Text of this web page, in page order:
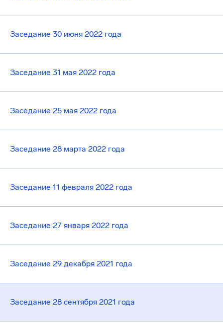
Заседание 30 июня 2022 года
Заседание 31 мая 2022 года
Заседание 25 мая 2022 года
Заседание 28 марта 2022 года
Заседание 11 февраля 2022 года
Заседание 27 января 2022 года
Заседание 29 декабря 2021 года
Заседание 28 сентября 2021 года